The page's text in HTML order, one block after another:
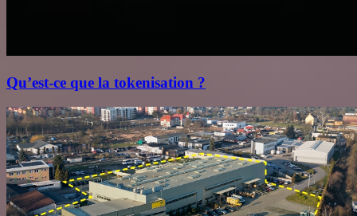
Qu’est‑ce que la tokenisation ?